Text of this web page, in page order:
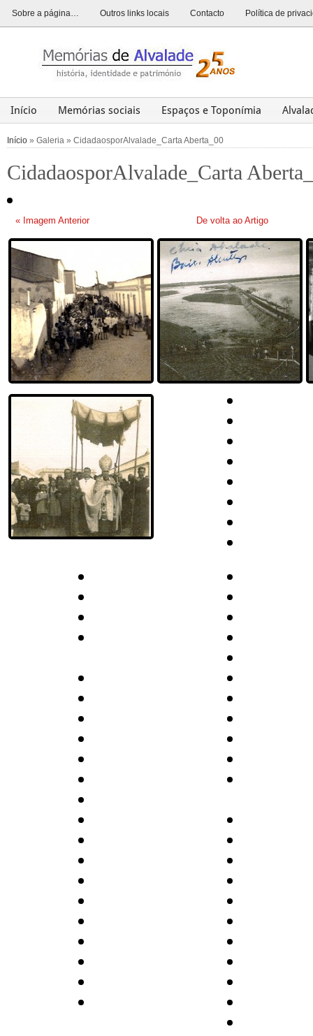
Sobre a página… Outros links locais Contacto Política de
Início Memórias sociais Espaços e Toponímia
Alvalade
Opinião História Património
Início » Galeria » CidadaosporAlvalade_Carta Aberta_00
CidadaosporAlvalade_Carta
« Imagem Anterior De volta ao Artigo